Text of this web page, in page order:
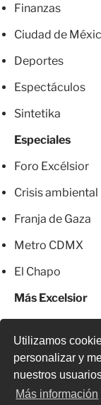
Utilizamos
personalizar y
nuestros
Más información
Finanzas
Ciudad de
Deportes
Espectáculos
Sintetika
Especiales
Foro Excélsior
Crisis ambiental
Franja de Gaza
Metro CDMX
El Chapo
Más Excelsior
© 2026 Todos los
o parcial,